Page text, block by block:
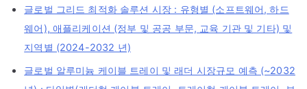
글로벌 그리드 최적화 솔루션 시장 : 유형별 (소프트웨어, 하드
웨어), 애플리케이션 (정부 및 공공 부문, 교육 기관 및 기타) 및
지역별 (2024-2032 년)
글로벌 알루미늄 케이블 트레이 및 래더 시장규모 예측 (~2032